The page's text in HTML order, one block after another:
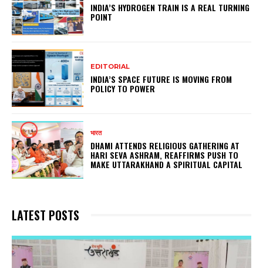
INDIA’S HYDROGEN TRAIN IS A REAL TURNING
POINT
EDITORIAL
INDIA’S SPACE FUTURE IS MOVING FROM
POLICY TO POWER
भारत
DHAMI ATTENDS RELIGIOUS GATHERING AT
HARI SEVA ASHRAM, REAFFIRMS PUSH TO
MAKE UTTARAKHAND A SPIRITUAL CAPITAL
LATEST POSTS